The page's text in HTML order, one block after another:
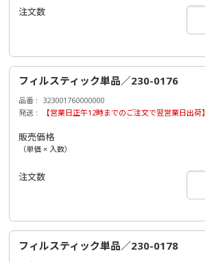
注文数
フィルスティック単品／230-0176
品番
323001760000000
発送
【営業日正午12時までのご注文で翌営業日出荷】
販売価格
（単価 × 入数）
注文数
フィルスティック単品／230-0178